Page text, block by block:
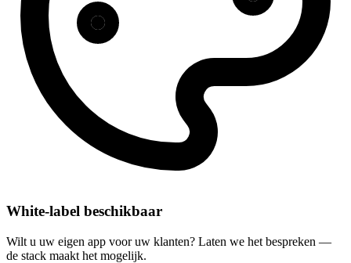
White-label beschikbaar
Wilt u uw eigen app voor uw klanten? Laten we het bespreken —
de stack maakt het mogelijk.